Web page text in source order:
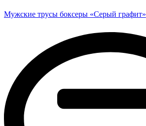
Мужские трусы боксеры «Серый графит»